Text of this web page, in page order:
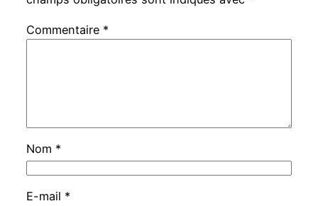
Commentaire *
Nom *
E-mail *